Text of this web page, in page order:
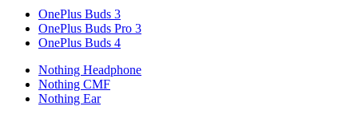
OnePlus Buds 3
OnePlus Buds Pro 3
OnePlus Buds 4
Nothing Headphone
Nothing CMF
Nothing Ear